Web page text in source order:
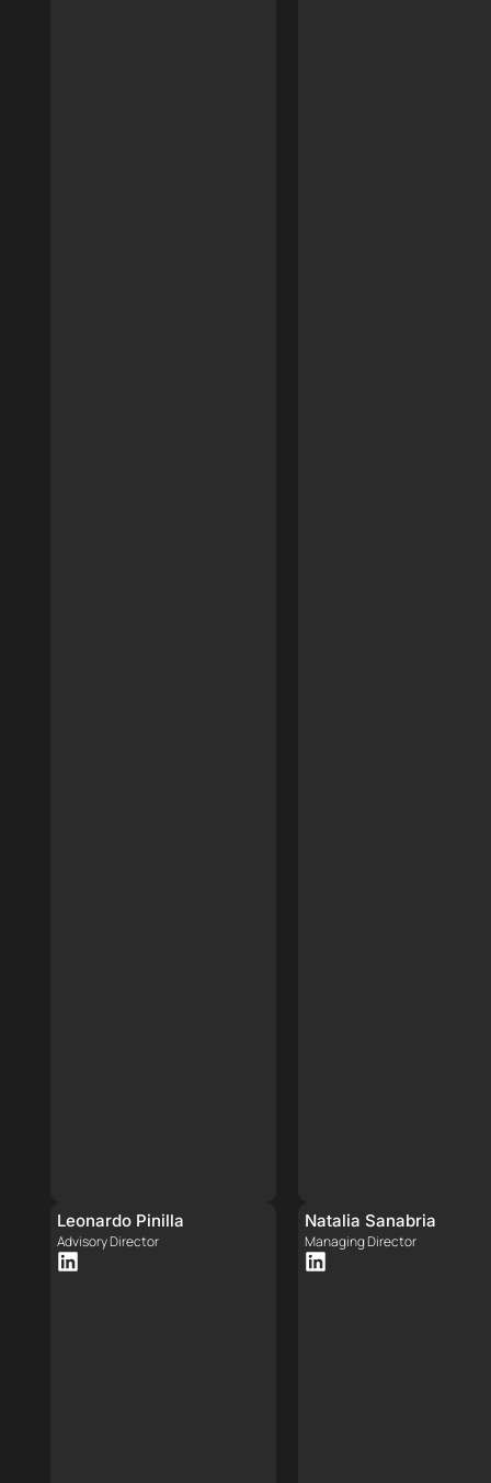
Leonardo Pinilla
Advisory Director
Natalia Sanabria
Managing Director